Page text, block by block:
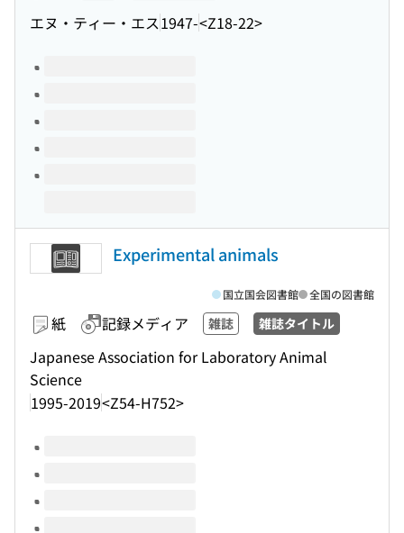
エヌ・ティー・エス1947-<Z18-22>
このタイトルの巻号
Experimental animals
紙 記録メディア 雑誌 雑誌タイトル
Japanese Association for Laboratory Animal
Science
1995-2019<Z54-H752>
国立国会図書館 全国の図書館
このタイトルの巻号